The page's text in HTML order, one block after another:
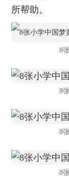
所帮助。
8
8
8
8